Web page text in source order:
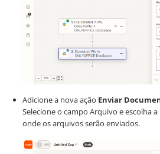
Adicione a nova ação Enviar
Selecione o campo Arquivo e escolha
onde os arquivos serão enviados.